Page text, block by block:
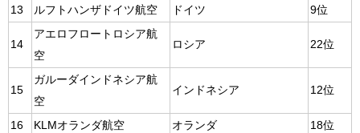
13
ルフトハンザドイツ航空 ドイツ 9位
14
アエロフロートロシア航
空
ロシア 22位
15
ガルーダインドネシア航
空
インドネシア 12位
16 KLMオランダ航空 オランダ 18位